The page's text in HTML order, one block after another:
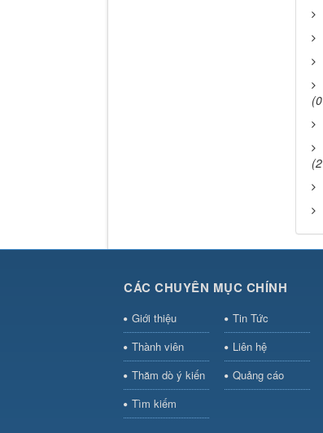
CÁC CHUYÊN MỤC CHÍNH
Giới thiệu
Tin Tức
Thành viên
Liên hệ
Thăm dò ý kiến
Quảng cáo
Tìm kiếm